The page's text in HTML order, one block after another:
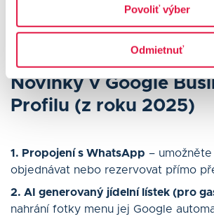
Povoliť výber
Odmietnuť
pro restaurace či AI návrhy textů.
Novinky v Google
Profilu (z roku 2025)
1. Propojení s WhatsApp – umožněte
objednávat nebo rezervovat přímo
2. AI generovaný jídelní lístek (pro
nahrání fotky menu jej Google